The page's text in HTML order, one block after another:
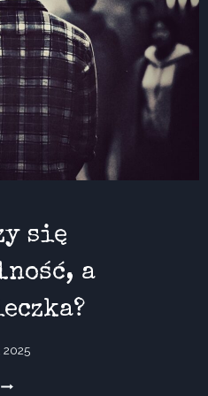
się
a
2025
GDZIE